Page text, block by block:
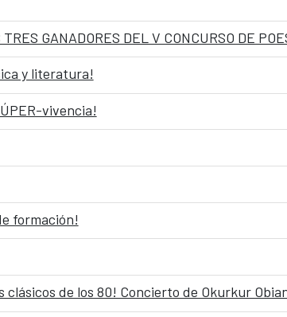
TRES GANADORES DEL V CONCURSO DE
y literatura!
vivencia!
formación!
clásicos de los 80! Concierto de Okurkur